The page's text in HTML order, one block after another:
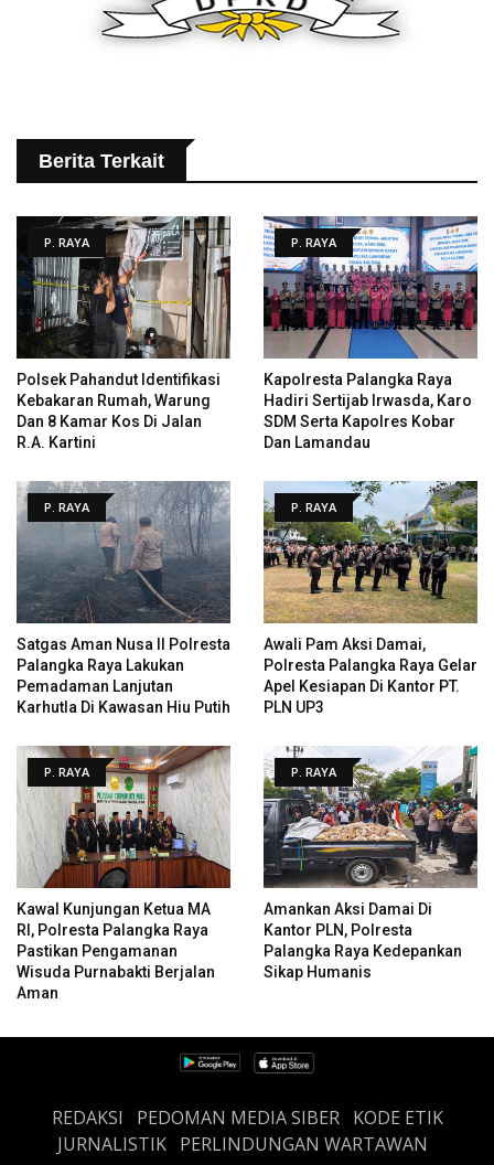
Berita Terkait
P. RAYA
Polsek Pahandut Identifikasi
Kebakaran Rumah, Warung
Dan 8 Kamar Kos Di Jalan
R.A. Kartini
P. RAYA
Kapolresta Palangka Raya
Hadiri Sertijab Irwasda, Karo
SDM Serta Kapolres Kobar
Dan Lamandau
P. RAYA
Satgas Aman Nusa II Polresta
Palangka Raya Lakukan
Pemadaman Lanjutan
Karhutla Di Kawasan Hiu Putih
P. RAYA
Awali Pam Aksi Damai,
Polresta Palangka Raya Gelar
Apel Kesiapan Di Kantor PT.
PLN UP3
P. RAYA
Kawal Kunjungan Ketua MA
RI, Polresta Palangka Raya
Pastikan Pengamanan
Wisuda Purnabakti Berjalan
Aman
P. RAYA
Amankan Aksi Damai Di
Kantor PLN, Polresta
Palangka Raya Kedepankan
Sikap Humanis
REDAKSI PEDOMAN MEDIA SIBER
KODE ETIK
JURNALISTIK PERLINDUNGAN WARTAWAN